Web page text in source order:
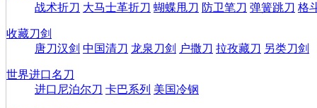
战术折刀 大马士革折刀 蝴蝶甩刀 防卫笔刀 弹簧跳刀 格
收藏刀剑
唐刀汉剑 中国清刀 龙泉刀剑 户撒刀 拉孜藏刀 另类刀剑
世界进口名刀
进口尼泊尔刀 卡巴系列 美国冷钢